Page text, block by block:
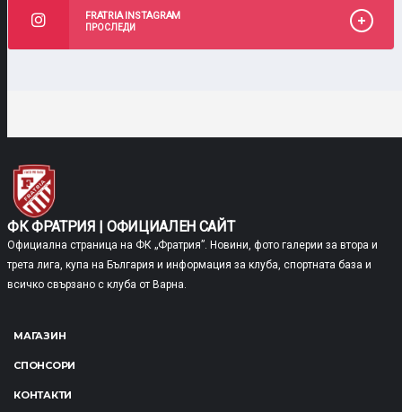
FRATRIA INSTAGRAM
ПРОСЛЕДИ
ФК ФРАТРИЯ | ОФИЦИАЛЕН САЙТ
Официална страница на ФК „Фратрия”. Новини, фото галерии за втора и
трета лига, купа на България и информация за клуба, спортната база и
всичко свързано с клуба от Варна.
МАГАЗИН
СПОНСОРИ
КОНТАКТИ